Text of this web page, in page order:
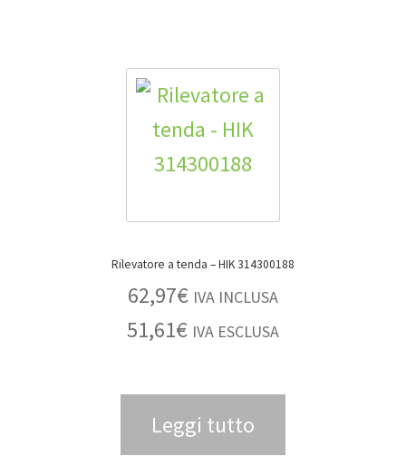
Rilevatore a tenda – HIK 314300188
62,97€ IVA INCLUSA
51,61€ IVA ESCLUSA
Leggi tutto